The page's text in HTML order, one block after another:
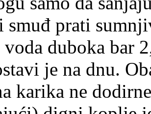
smuđ prati
duboka bar
je na dnu.
karika ne